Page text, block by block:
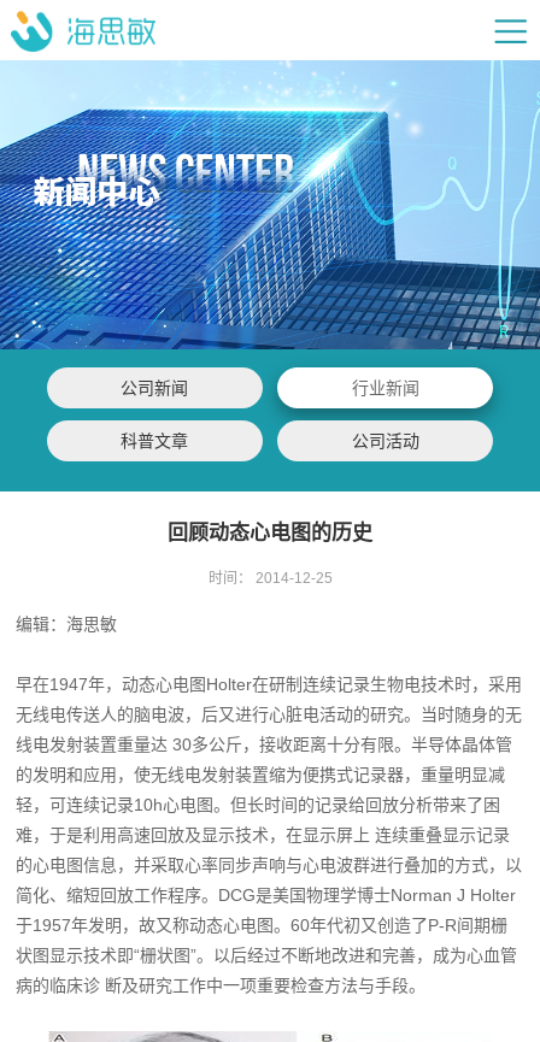
公司新闻 行业新闻
科普文章 公司活动
回顾动态心电图的历史
时间： 2014-12-25
编辑：海思敏
早在1947年，动态心电图Holter在研制连续记录生物电技术时，采用
无线电传送人的脑电波，后又进行心脏电活动的研究。当时随身的无
线电发射装置重量达 30多公斤，接收距离十分有限。半导体晶体管
的发明和应用，使无线电发射装置缩为便携式记录器，重量明显减
轻，可连续记录10h心电图。但长时间的记录给回放分析带来了困
难，于是利用高速回放及显示技术，在显示屏上 连续重叠显示记录
的心电图信息，并采取心率同步声响与心电波群进行叠加的方式，以
简化、缩短回放工作程序。DCG是美国物理学博士Norman J Holter
于1957年发明，故又称动态心电图。60年代初又创造了P-R间期栅
状图显示技术即“栅状图”。以后经过不断地改进和完善，成为心血管
病的临床诊 断及研究工作中一项重要检查方法与手段。